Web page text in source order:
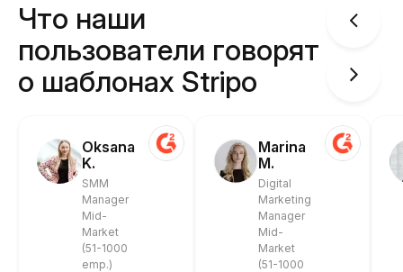
Что наши
пользователи говорят
о шаблонах Stripo
Oksana
K.
SMM
Manager
Mid-
Market
(51-1000
emp.)
Marina
M.
Digital
Marketing
Manager
Mid-
Market
(51-1000